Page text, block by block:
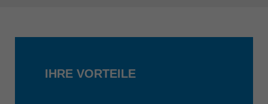
IHRE VORTEILE